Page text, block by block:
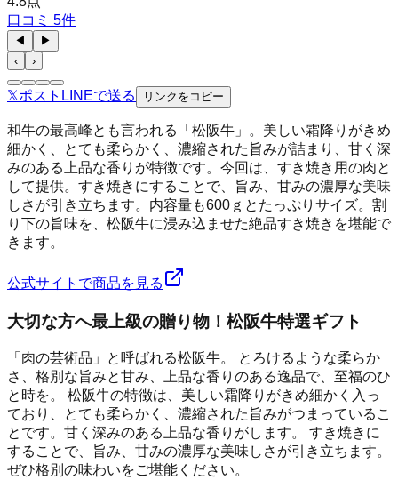
口コミ 5件
◀
▶
‹
›
𝕏ポスト LINEで送る リンクをコピー
和牛の最高峰とも言われる「松阪牛」。美しい霜降りがきめ
細かく、とても柔らかく、濃縮された旨みが詰まり、甘く深
みのある上品な香りが特徴です。今回は、すき焼き用の肉と
して提供。すき焼きにすることで、旨み、甘みの濃厚な美味
しさが引き立ちます。内容量も600ｇとたっぷりサイズ。割
り下の旨味を、松阪牛に浸み込ませた絶品すき焼きを堪能で
きます。
公式サイトで商品を見る
大切な方へ最上級の贈り物！松阪牛特選ギフト
「肉の芸術品」と呼ばれる松阪牛。 とろけるような柔らか
さ、格別な旨みと甘み、上品な香りのある逸品で、至福のひ
と時を。 松阪牛の特徴は、美しい霜降りがきめ細かく入っ
ており、とても柔らかく、濃縮された旨みがつまっているこ
とです。甘く深みのある上品な香りがします。 すき焼きに
することで、旨み、甘みの濃厚な美味しさが引き立ちます。
ぜひ格別の味わいをご堪能ください。